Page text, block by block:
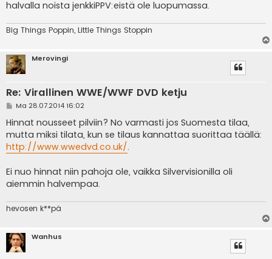
halvalla noista jenkkiPPV:eistä ole luopumassa.
Big Things Poppin, Little Things Stoppin
Merovingi
Re: Virallinen WWE/WWF DVD ketju
V
e
s
t
i
Ma 28.07.2014 16:02
Hinnat nousseet pilviin? No varmasti jos Suomesta tilaa,
mutta miksi tilata, kun se tilaus kannattaa suorittaa täällä:
http://www.wwedvd.co.uk/.
Ei nuo hinnat niin pahoja ole, vaikka Silvervisionilla oli
aiemmin halvempaa.
hevosen k**pä
Wanhus